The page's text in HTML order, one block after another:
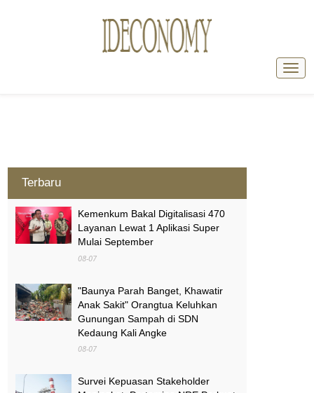
Terbaru
Kemenkum Bakal Digitalisasi 470
Layanan Lewat 1 Aplikasi Super
Mulai September
08-07
"Baunya Parah Banget, Khawatir
Anak Sakit" Orangtua Keluhkan
Gunungan Sampah di SDN
Kedaung Kali Angke
08-07
Survei Kepuasan Stakeholder